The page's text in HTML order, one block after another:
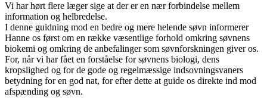
Vi har hørt flere læger sige at der er en nær forbindelse mellem
information og helbredelse.
I denne guidning mod en bedre og mere helende søvn informerer
Hanne os først om en række væsentlige forhold omkring søvnens
biokemi og omkring de anbefalinger som søvnforskningen giver os.
For, når vi har fået en forståelse for søvnens biologi, dens
kropslighed og for de gode og regelmæssige indsovningsvaners
betydning for en god nat, for efter dette at guide os direkte ind mod
afspænding og søvn.